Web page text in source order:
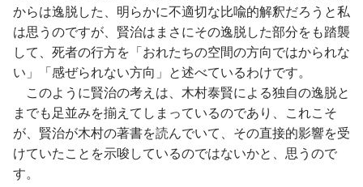
からは逸脱した、明らかに不適切な比喩的解釈だろうと私
は思うのですが、賢治はまさにその逸脱した部分をも踏襲
して、死者の行方を「おれたちの空間の方向ではかられな
い」「感ぜられない方向」と述べているわけです。
このように賢治の考えは、木村泰賢による独自の逸脱と
までも足並みを揃えてしまっているのであり、これこそ
が、賢治が木村の著書を読んでいて、その直接的影響を受
けていたことを示唆しているのではないかと、思うので
す。